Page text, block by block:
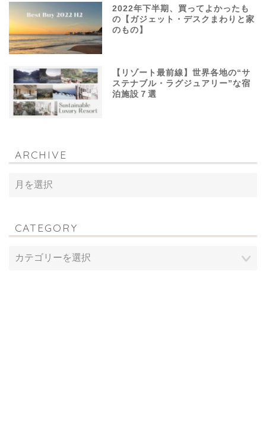
2022年下半期、買ってよかったも
の【ガジェット・デスクまわりと家
のもの】
【リゾート最前線】世界各地の“サ
ステナブル・ラグジュアリー”な宿
泊施設７選
ARCHIVE
CATEGORY